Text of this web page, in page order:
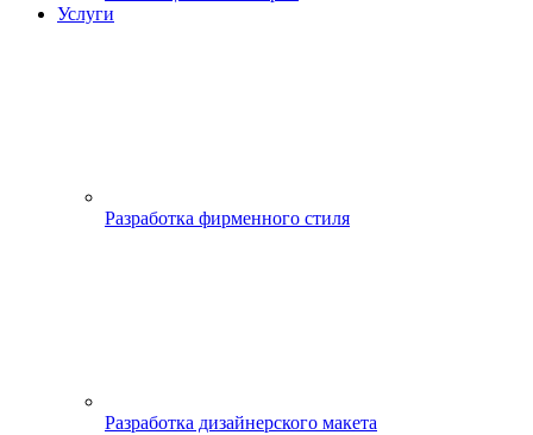
Услуги
Разработка фирменного стиля
Разработка дизайнерского макета